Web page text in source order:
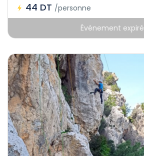
44 DT /personne
Événement expiré